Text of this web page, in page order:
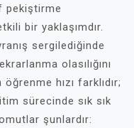
pekiştirme
bir yaklaşımdır.
sergilediğinde
olasılığını
hızı farklıdır;
sürecinde sık sık
şunlardır: